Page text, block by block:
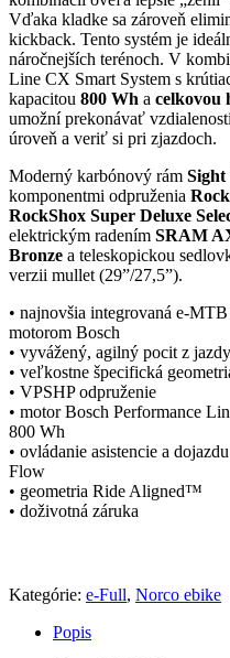
Vďaka kladke sa zároveň
kickback. Tento systém je
náročnejších terénoch. V
Line CX Smart System s
kapacitou 800 Wh a celkovou
umožní prekonávať
úroveň a veriť si pri zjazdoch.
Moderný karbónový rám
komponentmi odpruženia
RockShox Super Deluxe
elektrickým radením SRAM
Bronze a teleskopickou
verzii mullet (29”/27,5”).
• najnovšia integrovaná e-
motorom Bosch
• vyvážený, agilný pocit z
• veľkostne špecifická
• VPSHP odpruženie
• motor Bosch Performance
800 Wh
• ovládanie asistencie a
Flow
• geometria Ride Aligned™
• doživotná záruka
Kategórie: e-Full, Norco ebike
Popis